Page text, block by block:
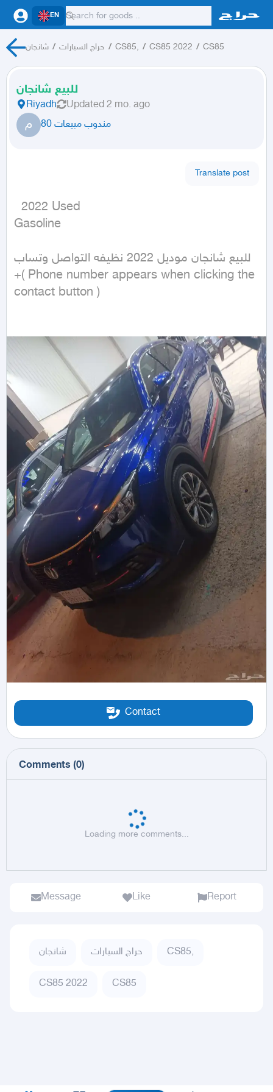
EN
شانجان / حراج السيارات / CS85, / CS85 2022 / CS85
للبيع شانجان
Riyadh Updated 2 mo. ago
م مندوب مبيعات 80
Translate post
Gasoline
للبيع شانجان موديل 2022 نظيفه التواصل وتساب
+( Phone number appears when clicking the
contact button )
Contact
Comments (0)
Loading more comments...
Message Like Report
شانجان حراج السيارات CS85,
CS85 2022 CS85